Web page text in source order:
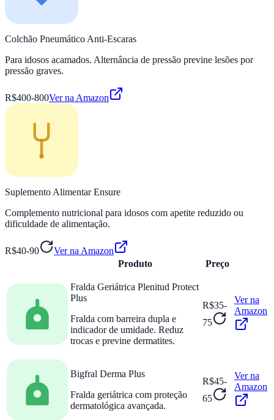
Colchão Pneumático Anti-Escaras
Para idosos acamados. Alternância de pressão previne lesões por
pressão graves.
R$400-800Ver na Amazon
Suplemento Alimentar Ensure
Complemento nutricional para idosos com apetite reduzido ou
dificuldade de alimentação.
R$40-90
Ver na Amazon
Produto
Preço
Fralda Geriátrica Plenitud Protect
Plus
Fralda com barreira dupla e
indicador de umidade. Reduz
trocas e previne dermatites.
R$35-
75
Ver na
Amazon
Bigfral Derma Plus
Fralda geriátrica com proteção
dermatológica avançada.
R$45-
65
Ver na
Amazon